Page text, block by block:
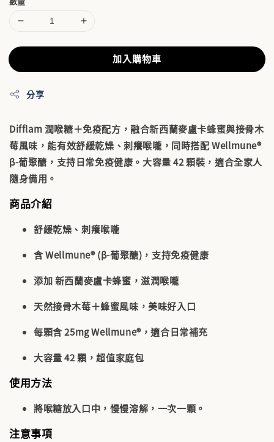
加入購物車
分享
Difflam 潤喉糖＋免疫配方，融合新西蘭麥盧卡蜂蜜與接骨木
莓風味，能有效舒緩乾燥、刺癢喉嚨，同時搭配Wellmune®
β-葡聚醣 ，支持日常免疫健康。大容量 42 顆裝，適合全家人
隨身備用。
商品介紹
舒緩乾燥、刺癢喉嚨
含Wellmune® (β-葡聚醣) ，支持免疫健康
添加新西蘭麥盧卡蜂蜜 ，滋潤喉嚨
天然接骨木莓＋蜂蜜風味，美味好入口
每顆含25mg Wellmune®，適合日常補充
大容量 42 顆，超值家庭包
使用方法
將喉糖放入口中，慢慢溶解，一次一顆。
注意事項